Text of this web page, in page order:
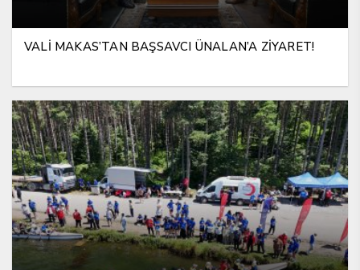
VALİ MAKAS’TAN BAŞSAVCI ÜNALAN’A ZİYARET!